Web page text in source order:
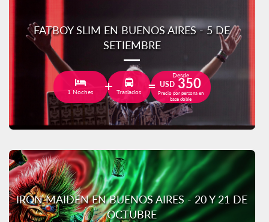
FATBOY SLIM EN BUENOS AIRES - 5 DE
SETIEMBRE
1 Noches Traslados
Desde
USD 350
Precio por persona en
base doble
IRON MAIDEN EN BUENOS AIRES - 20 Y 21 DE
OCTUBRE